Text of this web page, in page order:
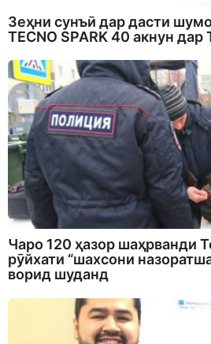
Зеҳни сунъӣ дар дасти
TECNO SPARK 40 акнун дар
Чаро 120 ҳазор шаҳрванди
рӯйхати “шахсони
ворид шуданд